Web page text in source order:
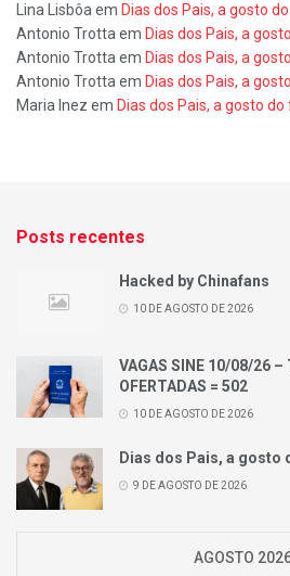
Lina Lisbôaem Dias dos Pais, a gosto
Antonio Trottaem Dias dos Pais, a
Antonio Trottaem Dias dos Pais, a
Antonio Trottaem Dias dos Pais, a
Maria Inez em Dias dos Pais, a gosto do
Posts recentes
Hacked by Chinafans
10 DE AGOSTO DE 2026
VAGAS SINE 10/08/26 –
OFERTADAS = 502
10 DE AGOSTO DE 2026
Dias dos Pais, a gosto
9 DE AGOSTO DE 2026
AGOSTO